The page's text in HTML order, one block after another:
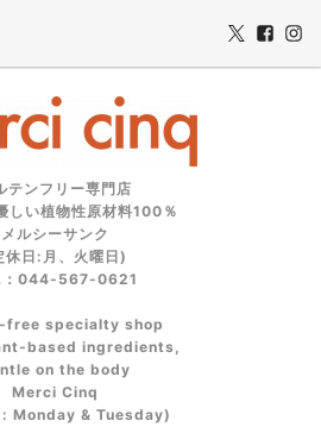
テンフリー専門店
しい植物性原材料100％
メルシーサンク
休日:月、火曜日)
：044-567-0621
specialty shop
ingredients,
on the body
Merci Cinq
Monday & Tuesday)